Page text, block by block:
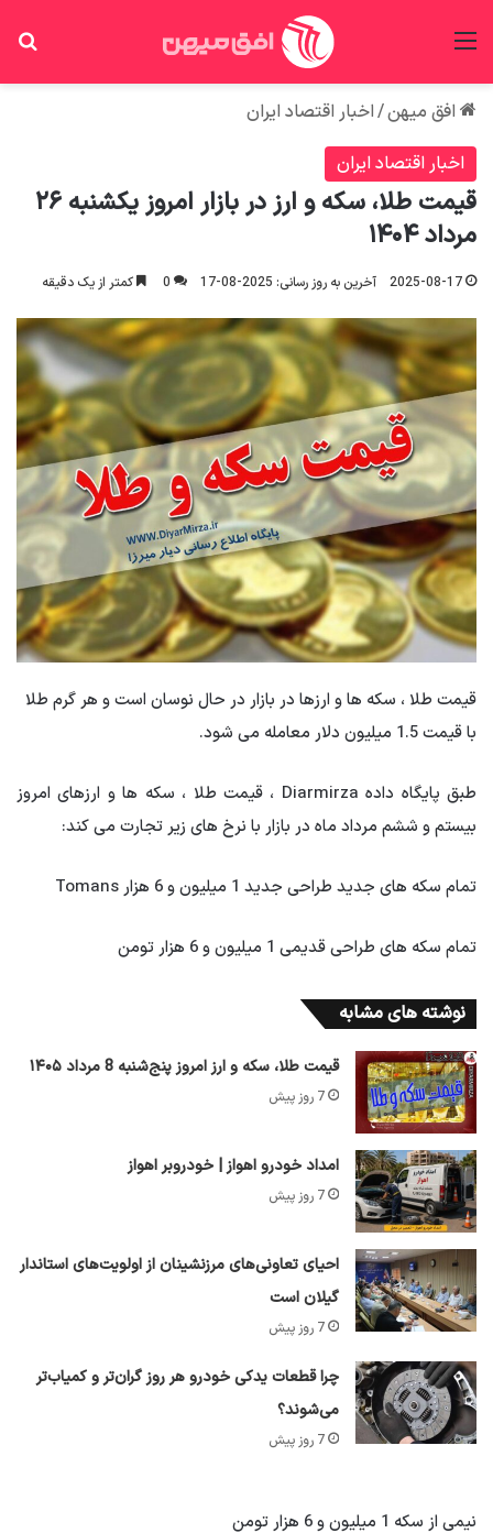
افق میهن/اخبار اقتصاد ایران
اخبار اقتصاد ایران
قیمت طلا، سکه و ارز در بازار امروز یکشنبه ۲۶
مرداد ۱۴۰۴
2025-08-17 آخرین به روز رسانی: 2025-08-17 0 کمتر از یک دقیقه
قیمت طلا ، سکه ها و ارزها در بازار در حال نوسان است و هر گرم طلا
با قیمت 1.5 میلیون دلار معامله می شود.
طبق پایگاه داده Diarmirza ، قیمت طلا ، سکه ها و ارزهای امروز
بیستم و ششم مرداد ماه در بازار با نرخ های زیر تجارت می کند:
تمام سکه های جدید طراحی جدید 1 میلیون و 6 هزار Tomans
تمام سکه های طراحی قدیمی 1 میلیون و 6 هزار تومن
نوشته های مشابه
قیمت طلا، سکه و ارز امروز پنج‌شنبه 8 مرداد ۱۴۰۵
7 روز پیش
امداد خودرو اهواز | خودروبر اهواز
7 روز پیش
احیای تعاونی‌های مرزنشینان از اولویت‌های استاندار
گیلان است
7 روز پیش
چرا قطعات یدکی خودرو هر روز گران‌تر و کمیاب‌تر
می‌شوند؟
7 روز پیش
نیمی از سکه 1 میلیون و 6 هزار تومن